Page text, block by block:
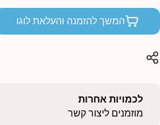
המשך להזמנה והעלאת לוגו
לכמויות אחרות
מוזמנים ליצור קשר